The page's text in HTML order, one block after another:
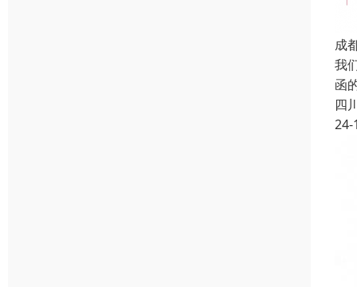
成
我
函
四
24-